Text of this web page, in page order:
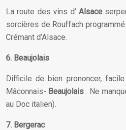
La route des vins d’ Alsace
sorcières de Rouffach
Crémant d’Alsace.
6. Beaujolais
Difficile de bien prononcer,
Mâconnais- Beaujolais . Ne
au Doc italien).
7. Bergerac